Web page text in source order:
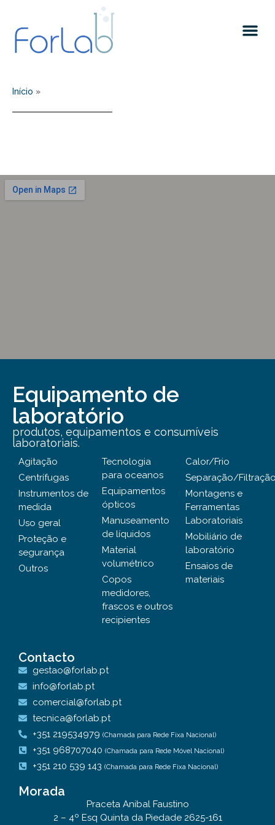
Início »
Equipamento de
laboratório
produtos, equipamentos e consumíveis
laboratoriais.
Agitação
Centrífugas
Instrumentos de
medida
Uso geral
Proteção e
segurança
Outros
Tecnologia
para oceanos
Equipamentos
ópticos
Manuseamento
de líquidos
Material
volumétrico
Copos
medidores,
frascos e outros
recipientes
Calor/Frio
Separação/
Montagens e
Ferramentas
Laboratoriais
Mobiliário de
laboratório
Ensaios de
materiais
Contacto
gestao@forlab.pt
info@forlab.pt
comercial@forlab.pt
tecnica@forlab.pt
+351 219534979 (Chamada para Rede Fixa Nacional)
+351 968707040 (Chamada para Rede Móvel Nacional)
+351 210 539 143 (Chamada para Rede Fixa Nacional)
Morada
Praceta Anibal Faustino
2 – 4º Esq Quinta da Piedade 2625-161